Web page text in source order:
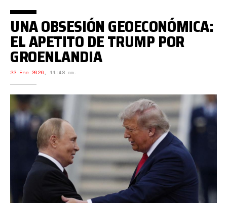
UNA OBSESIÓN GEOECONÓMICA:
EL APETITO DE TRUMP POR
GROENLANDIA
22 Ene 2026, 11:48 am.